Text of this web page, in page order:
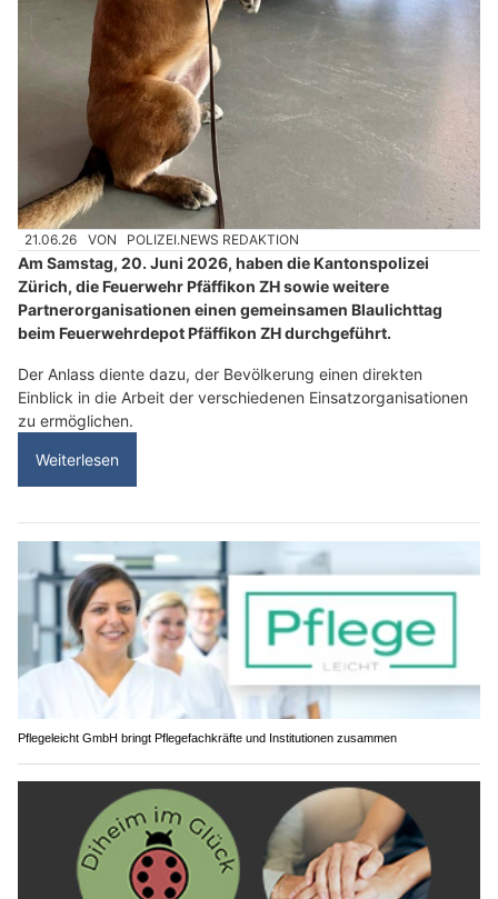
21.06.26 VON POLIZEI.NEWS REDAKTION
Am Samstag, 20. Juni 2026, haben die Kantonspolizei
Zürich, die Feuerwehr Pfäffikon ZH sowie weitere
Partnerorganisationen einen gemeinsamen Blaulichttag
beim Feuerwehrdepot Pfäffikon ZH durchgeführt.
Der Anlass diente dazu, der Bevölkerung einen direkten
Einblick in die Arbeit der verschiedenen Einsatzorganisationen
zu ermöglichen.
Weiterlesen
Pflegeleicht GmbH bringt Pflegefachkräfte und Institutionen zusammen